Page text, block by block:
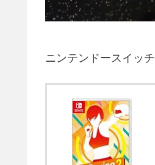
ニンテンドースイッ